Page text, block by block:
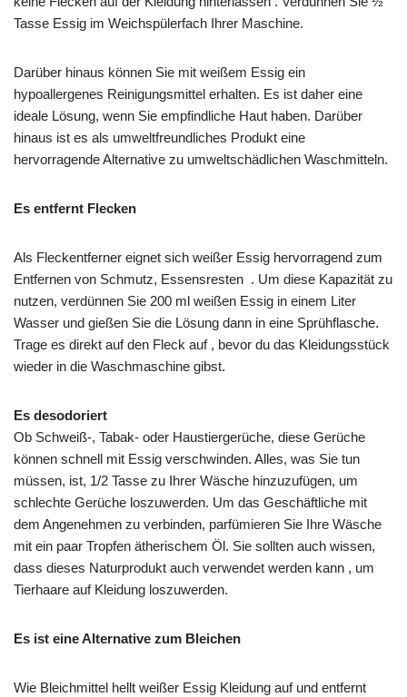
Tasse Essig im Weichspülerfach Ihrer Maschine.
Darüber hinaus können Sie mit weißem Essig ein
hypoallergenes Reinigungsmittel erhalten. Es ist daher eine
ideale Lösung, wenn Sie empfindliche Haut haben. Darüber
hinaus ist es als umweltfreundliches Produkt eine
hervorragende Alternative zu umweltschädlichen Waschmitteln.
Es entfernt Flecken
Als Fleckentferner eignet sich weißer Essig hervorragend zum
Entfernen von Schmutz, Essensresten . Um diese Kapazität zu
nutzen, verdünnen Sie 200 ml weißen Essig in einem Liter
Wasser und gießen Sie die Lösung dann in eine Sprühflasche.
Trage es direkt auf den Fleck auf , bevor du das Kleidungsstück
wieder in die Waschmaschine gibst.
Es desodoriert
Ob Schweiß-, Tabak- oder Haustiergerüche, diese Gerüche
können schnell mit Essig verschwinden. Alles, was Sie tun
müssen, ist, 1/2 Tasse zu Ihrer Wäsche hinzuzufügen, um
schlechte Gerüche loszuwerden. Um das Geschäftliche mit
dem Angenehmen zu verbinden, parfümieren Sie Ihre Wäsche
mit ein paar Tropfen ätherischem Öl. Sie sollten auch wissen,
dass dieses Naturprodukt auch verwendet werden kann , um
Tierhaare auf Kleidung loszuwerden.
Es ist eine Alternative zum Bleichen
Wie Bleichmittel hellt weißer Essig Kleidung auf und entfernt